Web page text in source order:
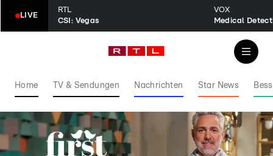
LIVE
RTL
CSI: Vegas
VOX
Home TV & Sendungen Nachrichten Star News